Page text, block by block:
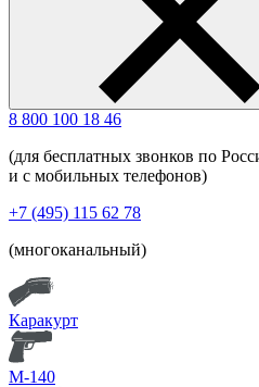
8 800 100 18 46
(для бесплатных звонков по
и с мобильных телефонов)
+7 (495) 115 62 78
(многоканальный)
Каракурт
М-140